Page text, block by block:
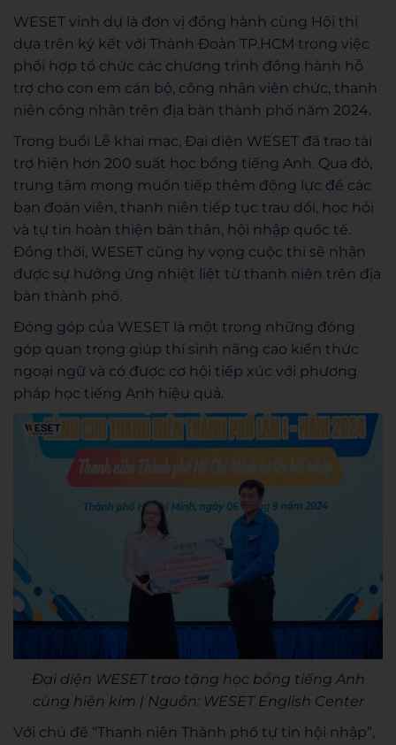
WESET vinh dự là đơn vị đồng hành cùng Hội thi
dựa trên ký kết với Thành Đoàn TP.HCM trong việc
phối hợp tổ chức các chương trình đồng hành hỗ
trợ cho con em cán bộ, công nhân viên chức, thanh
niên công nhân trên địa bàn thành phố năm 2024.
Trong buổi Lễ khai mạc, Đại diện WESET đã trao tài
trợ hiện hơn 200 suất học bổng tiếng Anh. Qua đó,
trung tâm mong muốn tiếp thêm động lực để các
bạn đoàn viên, thanh niên tiếp tục trau dồi, học hỏi
và tự tin hoàn thiện bản thân, hội nhập quốc tế.
Đồng thời, WESET cũng hy vọng cuộc thi sẽ nhận
được sự hưởng ứng nhiệt liệt từ thanh niên trên địa
bàn thành phố.
Đóng góp của WESET là một trong những đóng
góp quan trọng giúp thí sinh nâng cao kiến thức
ngoại ngữ và có được cơ hội tiếp xúc với phương
pháp học tiếng Anh hiệu quả.
Đại diện WESET trao tặng học bổng tiếng Anh
cùng hiện kim | Nguồn: WESET English Center
Với chủ đề “Thanh niên Thành phố tự tin hội nhập”,